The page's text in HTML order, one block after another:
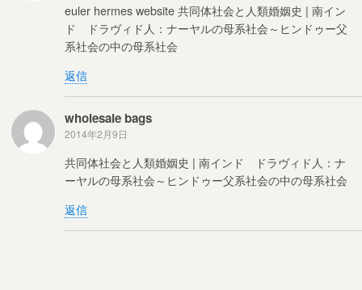
euler hermes website 共同体社会と人類婚姻史 | 南イン
ド ドラヴィド人：ナーヤルの母系社会～ヒンドゥー父
系社会の中の母系社会
返信
wholesale bags
2014年2月9日
共同体社会と人類婚姻史 | 南インド ドラヴィド人：ナ
ーヤルの母系社会～ヒンドゥー父系社会の中の母系社会
返信